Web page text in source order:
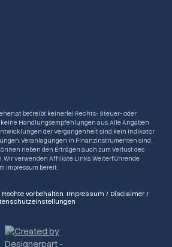
betreibt keinerlei Rechts-, Steuer- oder
Handlungsempfehlungen aus. Alle Angaben
der Vergangenheit sind kein Indikator
Veranlagungen in Finanzinstrumenten sind
neben den Erträgen auch zum Verlust des
Wir verwenden Affiliate Links. Weiterführende
Impressum bereit.
vorbehalten. Impressum / Disclaimer /